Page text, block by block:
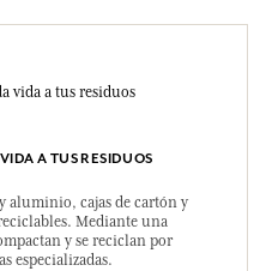
A TUS RESIDUOS
aluminio, cajas de cartón y
Mediante una
y se reciclan por
especializadas.